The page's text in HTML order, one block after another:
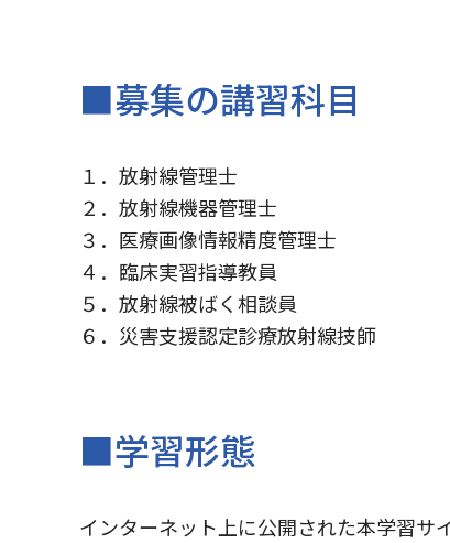
■募集の講習科目
１．放射線管理士
２．放射線機器管理士
３．医療画像情報精度管理士
４．臨床実習指導教員
５．放射線被ばく相談員
６．災害支援認定診療放射線技師
■学習形態
インターネット上に公開された本学習サ